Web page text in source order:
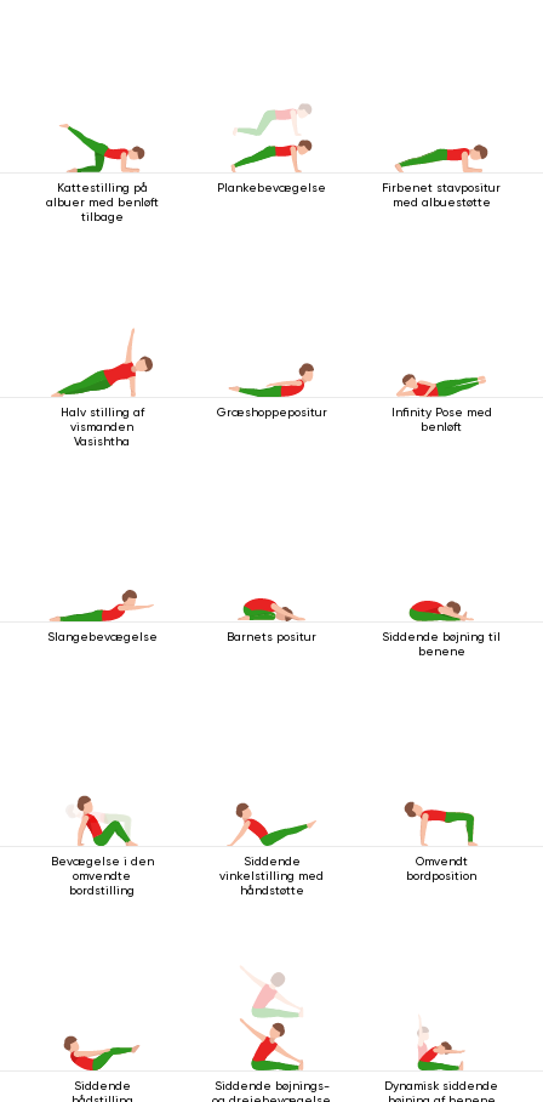
Kattestilling på
albuer med benløft
tilbage
Plankebevægelse
Firbenet stavpositur
med albuestøtte
Halv stilling af
vismanden
Vasishtha
Græshoppepositur
Infinity Pose med
benløft
Slangebevægelse Barnets positur
Siddende bøjning til
benene
Bevægelse i den
omvendte
bordstilling
Siddende
vinkelstilling med
håndstøtte
Omvendt
bordposition
Siddende
Siddende bøjnings-
Dynamisk siddende